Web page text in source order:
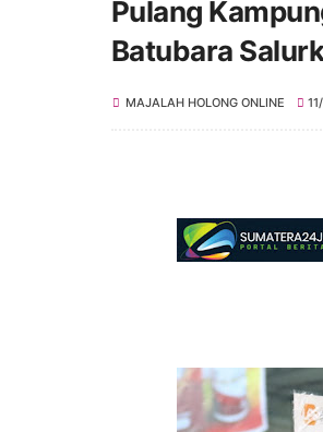
Pulang
Batubara
MAJALAH HOLONG ONLINE